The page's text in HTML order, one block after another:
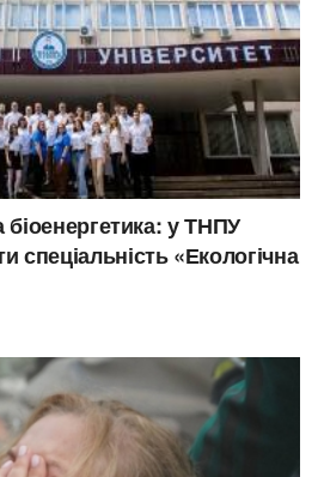
біоенергетика: у ТНПУ
спеціальність «Екологічна